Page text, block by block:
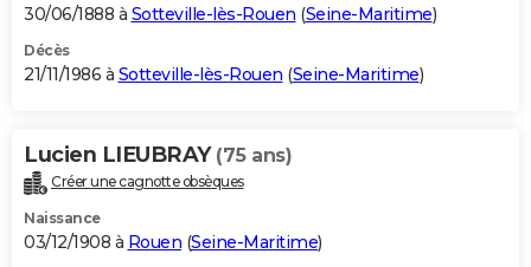
30/06/1888 à Sotteville-lès-Rouen (Seine-Maritime)
Décès
21/11/1986 à Sotteville-lès-Rouen (Seine-Maritime)
Lucien LIEUBRAY (75 ans)
Créer une cagnotte obsèques
Naissance
03/12/1908 à Rouen (Seine-Maritime)